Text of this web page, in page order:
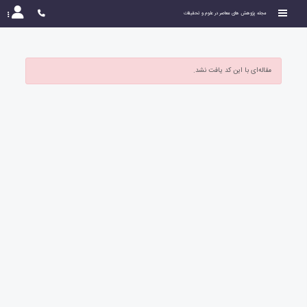
مجله پژوهش های معاصر در علوم و تحقیقات
مقاله‌ای با این کد یافت نشد.